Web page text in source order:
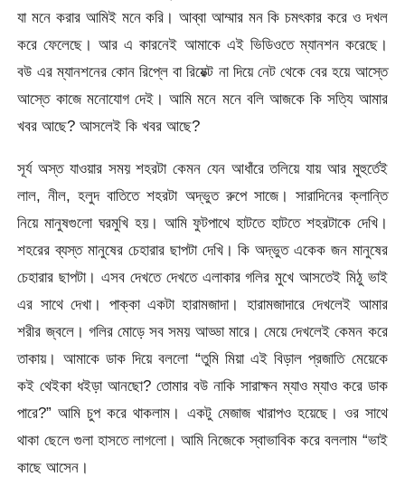
যা মনে করার আমিই মনে করি। আব্বা আম্মার মন কি চমৎকার করে ও দখল
করে ফেলেছে। আর এ কারনেই আমাকে এই ভিডিওতে ম্যানশন করেছে।
বউ এর ম্যানশনের কোন রিপ্লে বা রিয়েক্ট না দিয়ে নেট থেকে বের হয়ে আস্তে
আস্তে কাজে মনোযোগ দেই। আমি মনে মনে বলি আজকে কি সত্যি আমার
খবর আছে? আসলেই কি খবর আছে?
সূর্য অস্ত যাওয়ার সময় শহরটা কেমন যেন আধাঁরে তলিয়ে যায় আর মুহুর্তেই
লাল, নীল, হলুদ বাতিতে শহরটা অদ্ভুত রুপে সাজে। সারাদিনের ক্লান্তি
নিয়ে মানুষগুলো ঘরমুখি হয়। আমি ফুটপাথে হাটতে হাটতে শহরটাকে দেখি।
শহরের ব্যস্ত মানুষের চেহারার ছাপটা দেখি। কি অদ্ভুত একেক জন মানুষের
চেহারার ছাপটা। এসব দেখতে দেখতে এলাকার গলির মুখে আসতেই মিঠু ভাই
এর সাথে দেখা। পাক্কা একটা হারামজাদা। হারামজাদারে দেখলেই আমার
শরীর জ্বলে। গলির মোড়ে সব সময় আড্ডা মারে। মেয়ে দেখলেই কেমন করে
তাকায়। আমাকে ডাক দিয়ে বললো “তুমি মিয়া এই বিড়াল প্রজাতি মেয়েকে
কই থেইকা ধইড়া আনছো? তোমার বউ নাকি সারাক্ষন ম্যাও ম্যাও করে ডাক
পারে?” আমি চুপ করে থাকলাম। একটু মেজাজ খারাপও হয়েছে। ওর সাথে
থাকা ছেলে গুলা হাসতে লাগলো। আমি নিজেকে স্বাভাবিক করে বললাম “ভাই
কাছে আসেন।